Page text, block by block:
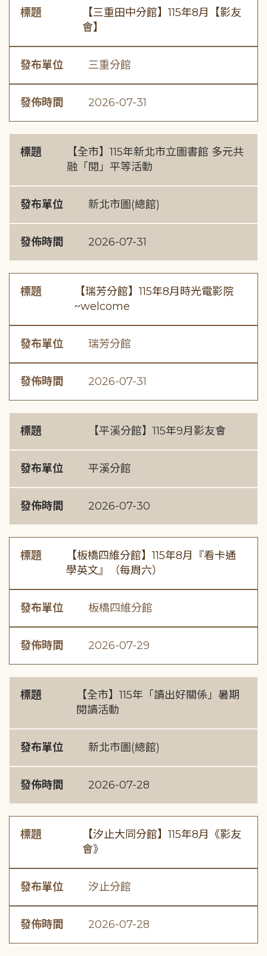
標題
【三重田中分館】115年8月【影友
會】
發布單位 三重分館
發佈時間 2026-07-31
標題
【全市】115年新北市立圖書館 多元共
融「閱」平等活動
發布單位 新北市圖(總館)
發佈時間 2026-07-31
標題
【瑞芳分館】115年8月時光電影院
~welcome
發布單位 瑞芳分館
發佈時間 2026-07-31
標題 【平溪分館】115年9月影友會
發布單位 平溪分館
發佈時間 2026-07-30
標題
【板橋四維分館】115年8月『看卡通
學英文』（每周六）
發布單位 板橋四維分館
發佈時間 2026-07-29
標題
【全市】115年「讀出好關係」暑期
閱讀活動
發布單位 新北市圖(總館)
發佈時間 2026-07-28
標題
【汐止大同分館】115年8月《影友
會》
發布單位 汐止分館
發佈時間 2026-07-28